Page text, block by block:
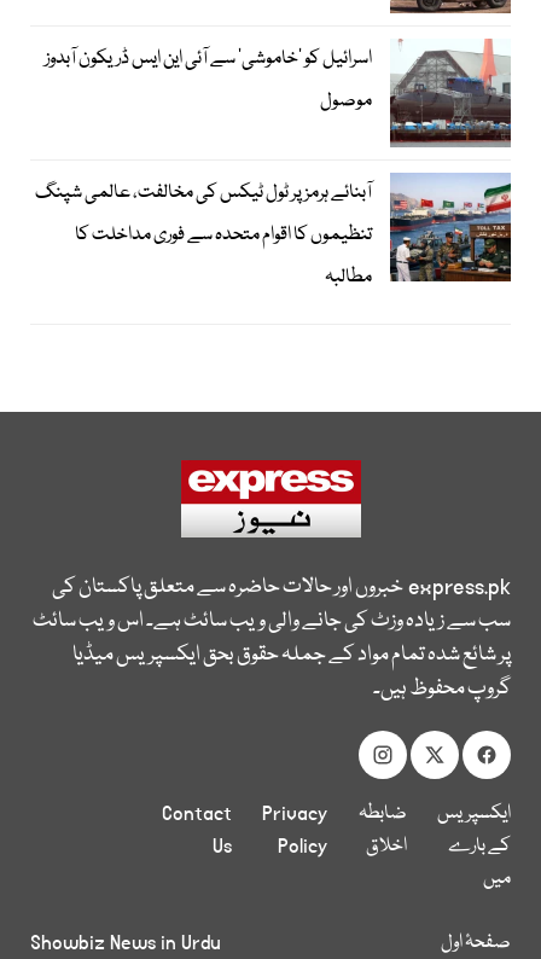
اسرائیل کو ’خاموشی‘ سے آئی این ایس ڈریکون آبدوز
موصول
آبنائے ہرمز پر ٹول ٹیکس کی مخالفت، عالمی شپنگ
تنظیموں کا اقوام متحدہ سے فوری مداخلت کا
مطالبہ
express.pkخبروں اور حالات حاضرہ سے متعلق پاکستان کی
سب سے زیادہ وزٹ کی جانے والی ویب سائٹ ہے۔ اس ویب سائٹ
پر شائع شدہ تمام مواد کے جملہ حقوق بحق ایکسپریس میڈیا
گروپ محفوظ ہیں۔
ایکسپریس
کے بارے
میں
ضابطہ
اخلاق
Privacy
Policy
Contact
Us
صفحۂ اول
Showbiz News in Urdu